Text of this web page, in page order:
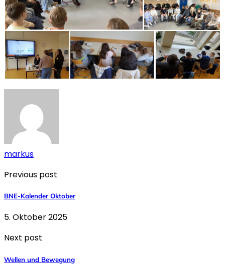
markus
Previous post
BNE-Kalender Oktober
5. Oktober 2025
Next post
Wellen und Bewegung